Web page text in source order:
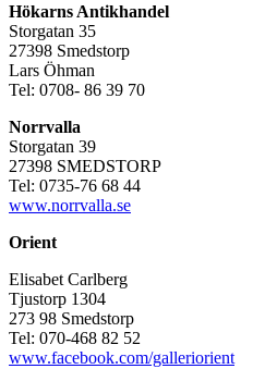
Hökarns Antikhandel
Storgatan 35
27398 Smedstorp
Lars Öhman
Tel: 0708- 86 39 70
Norrvalla
Storgatan 39
27398 SMEDSTORP
Tel: 0735-76 68 44
www.norrvalla.se
Orient
Elisabet Carlberg
Tjustorp 1304
273 98 Smedstorp
Tel: 070-468 82 52
www.facebook.com/galleriorient